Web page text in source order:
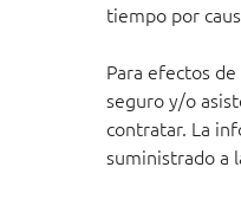
tiempo por
Para efectos
seguro y/o
contratar. La
suministrado a